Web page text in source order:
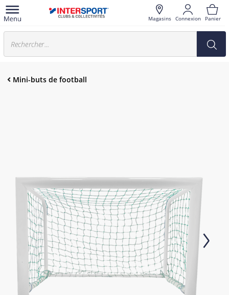
Magasins Connexion Panier
Mini-buts de football